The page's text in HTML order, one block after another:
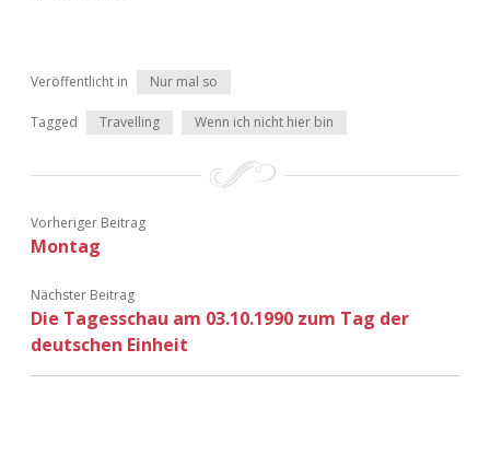
Adventskalender 2019
Adventskalender 2021
Adventskalender 2024
Veröffentlicht in Nur mal so
Tagged Travelling Wenn ich nicht hier bin
Vorheriger Beitrag
Montag
Nächster Beitrag
Die Tagesschau am 03.10.1990 zum Tag der
deutschen Einheit